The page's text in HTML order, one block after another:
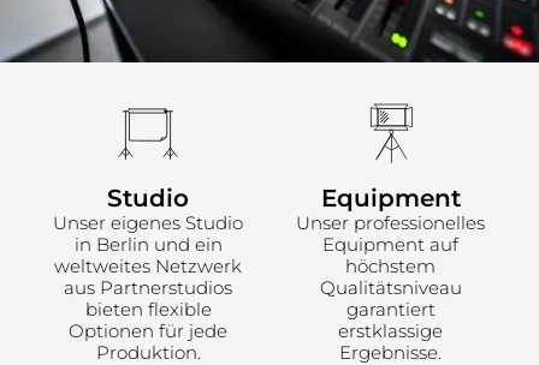
Studio
Unser eigenes Studio
in Berlin und ein
weltweites Netzwerk
aus Partnerstudios
bieten flexible
Optionen für jede
Produktion.
Equipment
Unser professionelles
Equipment auf
höchstem
Qualitätsniveau
garantiert
erstklassige
Ergebnisse.